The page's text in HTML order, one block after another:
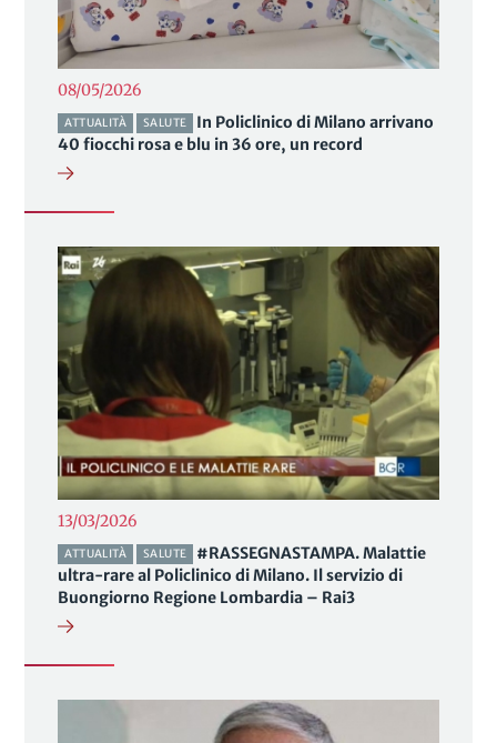
08/05/2026
ATTUALITÀ SALUTE
In Policlinico di Milano arrivano
40 fiocchi rosa e blu in 36 ore, un record
13/03/2026
ATTUALITÀ SALUTE
#RASSEGNASTAMPA. Malattie
ultra-rare al Policlinico di Milano. Il servizio di
Buongiorno Regione Lombardia – Rai3